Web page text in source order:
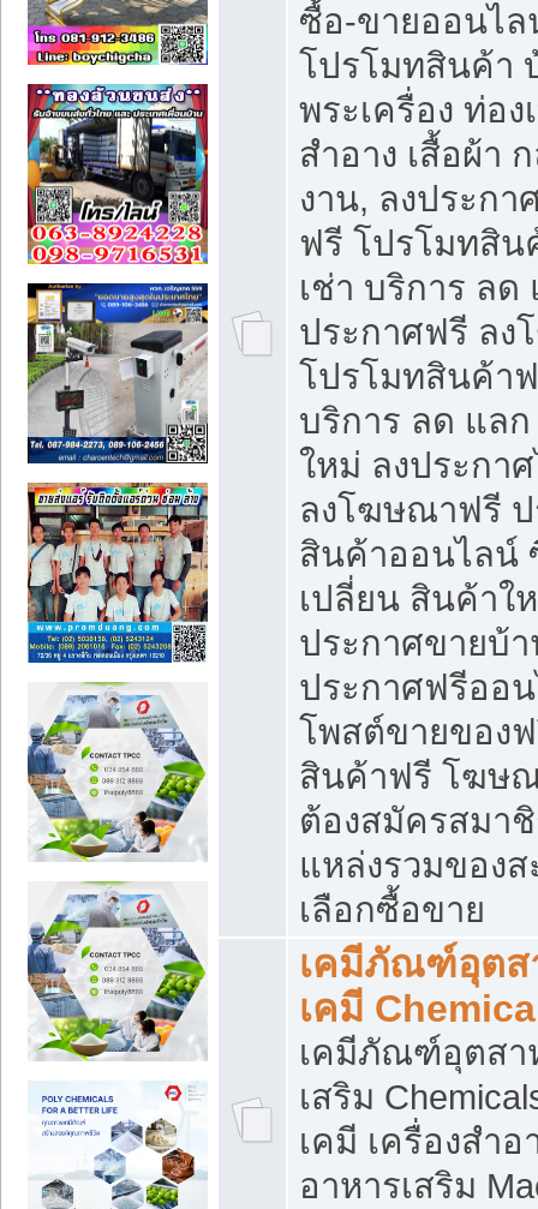
ซื้อ-ขายออนไล
โปรโมทสินค้า
พระเครื่อง ท่อง
สำอาง เสื้อผ้า
งาน, ลงประก
ฟรี โปรโมทสิ
เช่า บริการ ลด
ประกาศฟรี ล
โปรโมทสินค้า
บริการ ลด แล
ใหม่ ลงประกา
ลงโฆษณาฟรี
สินค้าออนไลน์
เปลี่ยน สินค้าใ
ประกาศขายบ้
ประกาศฟรีออ
โพสต์ขายของ
สินค้าฟรี โฆษ
ต้องสมัครสมา
แหล่งรวมของ
เลือกซื้อขาย
เคมีภัณฑ์อุตส
เคมี
เคมีภัณฑ์อุตสา
เสริม
เคมี เครื่องสำ
อาหารเสริม